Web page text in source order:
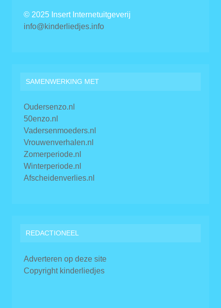
© 2025 Insert Internetuitgeverij
info@kinderliedjes.info
SAMENWERKING MET
Oudersenzo.nl
50enzo.nl
Vadersenmoeders.nl
Vrouwenverhalen.nl
Zomerperiode.nl
Winterperiode.nl
Afscheidenverlies.nl
REDACTIONEEL
Adverteren op deze site
Copyright kinderliedjes